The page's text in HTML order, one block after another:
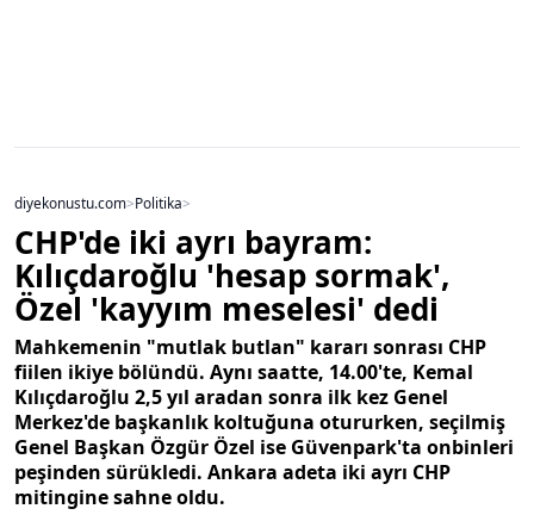
diyekonustu.com>Politika>
CHP'de iki ayrı bayram:
Kılıçdaroğlu 'hesap sormak',
Özel 'kayyım meselesi' dedi
Mahkemenin "mutlak butlan" kararı sonrası CHP
fiilen ikiye bölündü. Aynı saatte, 14.00'te, Kemal
Kılıçdaroğlu 2,5 yıl aradan sonra ilk kez Genel
Merkez'de başkanlık koltuğuna otururken, seçilmiş
Genel Başkan Özgür Özel ise Güvenpark'ta onbinleri
peşinden sürükledi. Ankara adeta iki ayrı CHP
mitingine sahne oldu.